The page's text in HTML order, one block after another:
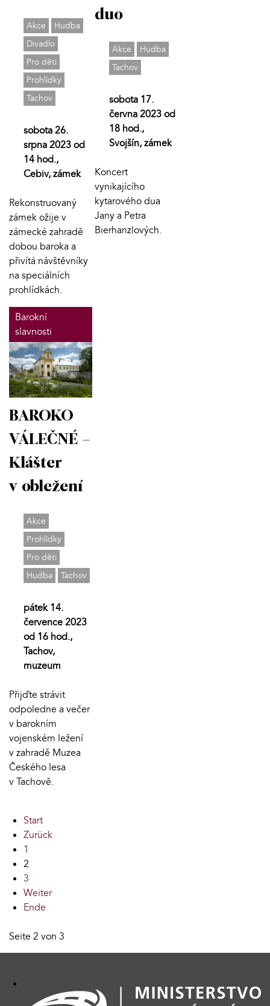
Akce
Hudba
Divadlo
Pro děti
Prohlídky
Tachov
sobota 26.
srpna 2023 od
14 hod.,
Cebiv, zámek
Rekonstruovaný
zámek ožije v
zámecké zahradě
dobou baroka a
přivítá návštěvníky
na speciálních
prohlídkách.
duo
Akce
Hudba
Tachov
sobota 17.
června 2023 od
18 hod.,
Svojšín, zámek
Koncert
vynikajícího
kytarového dua
Jany a Petra
Bierhanzlových.
Barokní
slavnosti
BAROKO
VÁLEČNÉ –
Klášter
v obležení
Akce
Prohlídky
Pro děti
Hudba
Tachov
pátek 14.
července 2023
od 16 hod.,
Tachov,
muzeum
Přijďte strávit
odpoledne a večer
v barokním
vojenském ležení
v zahradě Muzea
Českého lesa
v Tachově.
Start
Zurück
1
2
3
Weiter
Ende
Seite 2 von 3